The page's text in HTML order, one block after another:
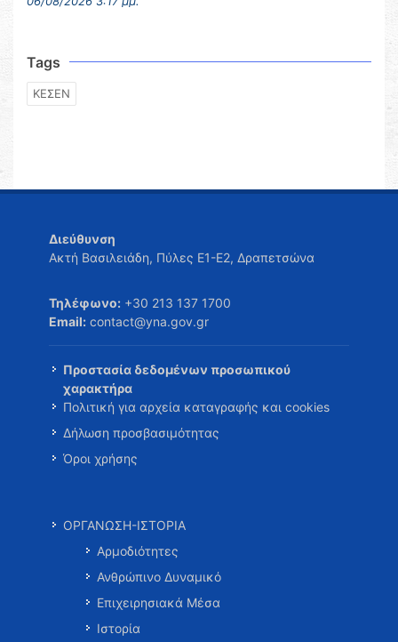
Tags
ΚΕΣΕΝ
Διεύθυνση
Ακτή Βασιλειάδη, Πύλες Ε1-Ε2, Δραπετσώνα
Τηλέφωνο: +30 213 137 1700
Email: contact@yna.gov.gr
Προστασία δεδομένων προσωπικού
χαρακτήρα
Πολιτική για αρχεία καταγραφής και cookies
Δήλωση προσβασιμότητας
Όροι χρήσης
ΟΡΓΑΝΩΣΗ-ΙΣΤΟΡΙΑ
Αρμοδιότητες
Ανθρώπινο Δυναμικό
Επιχειρησιακά Μέσα
Ιστορία